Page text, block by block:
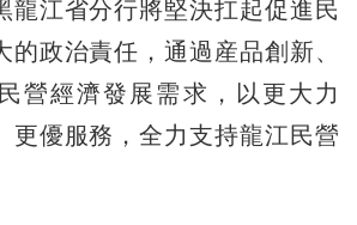
江省分行將堅決扛起促進民
的政治責任，通過産品創新、
營經濟發展需求，以更大力
更優服務，全力支持龍江民營